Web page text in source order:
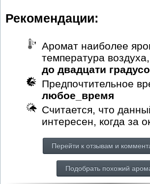
Рекомендации:
Аромат наиболее
температура
до двадцати
Предпочтительное
любое_время
Считается, что
интересен, когда за
Перейти к отзывам и
Подобрать похожий